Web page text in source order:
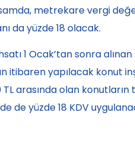
metrekare vergi
da yüzde 18 olacak.
1 Ocak’tan sonra
itibaren yapılacak konut
TL arasında olan
de yüzde 18 KDV